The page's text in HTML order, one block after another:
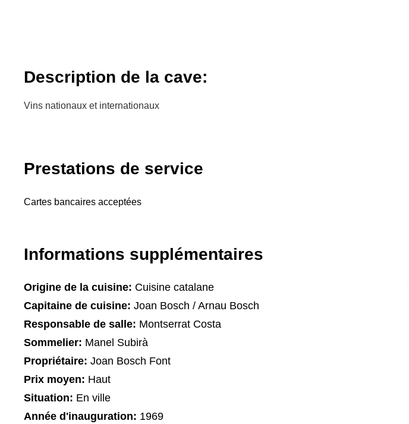
Description de la cave:
Vins nationaux et internationaux
Prestations de service
Cartes bancaires acceptées
Informations supplémentaires
Origine de la cuisine: Cuisine catalane
Capitaine de cuisine: Joan Bosch / Arnau Bosch
Responsable de salle: Montserrat Costa
Sommelier: Manel Subirà
Propriétaire: Joan Bosch Font
Prix moyen: Haut
Situation: En ville
Année d'inauguration: 1969